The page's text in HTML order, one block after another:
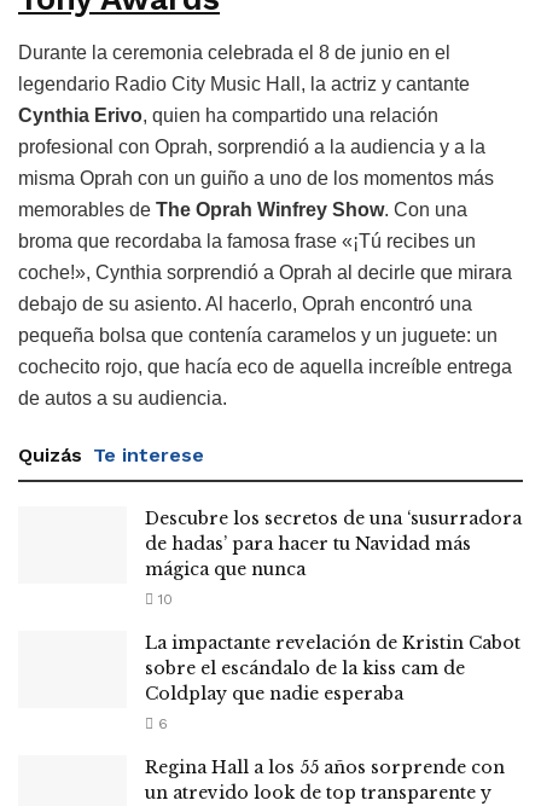
Durante la ceremonia celebrada el 8 de junio en el
legendario Radio City Music Hall, la actriz y cantante
Cynthia Erivo, quien ha compartido una relación
profesional con Oprah, sorprendió a la audiencia y a la
misma Oprah con un guiño a uno de los momentos más
memorables de The Oprah Winfrey Show. Con una
broma que recordaba la famosa frase «¡Tú recibes un
coche!», Cynthia sorprendió a Oprah al decirle que mirara
debajo de su asiento. Al hacerlo, Oprah encontró una
pequeña bolsa que contenía caramelos y un juguete: un
cochecito rojo, que hacía eco de aquella increíble entrega
de autos a su audiencia.
Quizás Te interese
Descubre los secretos de una ‘susurradora
de hadas’ para hacer tu Navidad más
mágica que nunca
10
La impactante revelación de Kristin Cabot
sobre el escándalo de la kiss cam de
Coldplay que nadie esperaba
6
Regina Hall a los 55 años sorprende con
un atrevido look de top transparente y